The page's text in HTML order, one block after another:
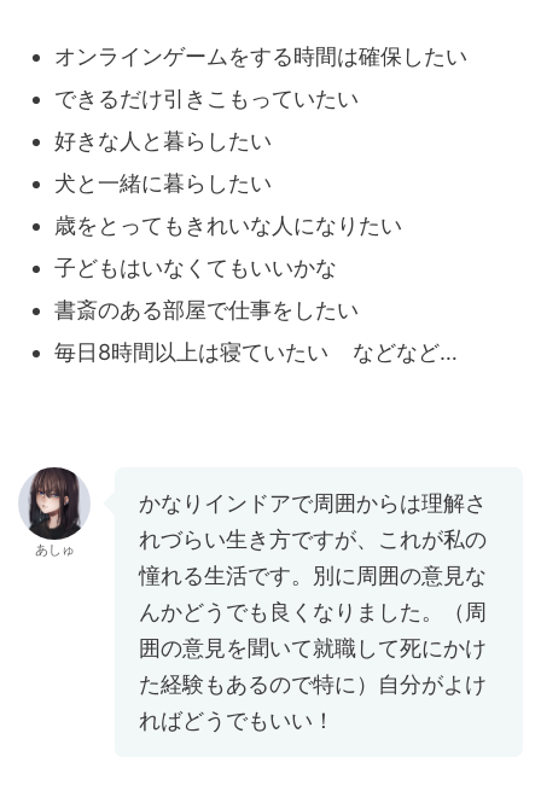
オンラインゲームをする時間は確保したい
できるだけ引きこもっていたい
好きな人と暮らしたい
犬と一緒に暮らしたい
歳をとってもきれいな人になりたい
子どもはいなくてもいいかな
書斎のある部屋で仕事をしたい
毎日8時間以上は寝ていたい などなど…
あしゅ
かなりインドアで周囲からは理解さ
れづらい生き方ですが、これが私の
憧れる生活です。別に周囲の意見な
んかどうでも良くなりました。（周
囲の意見を聞いて就職して死にかけ
た経験もあるので特に）自分がよけ
ればどうでもいい！